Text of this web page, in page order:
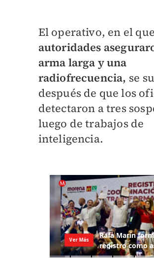
El operativo, en el
autoridades
arma larga y una
radiofrecuencia, se
después de que los
detectaron a tres
luego de trabajos de
inteligencia.